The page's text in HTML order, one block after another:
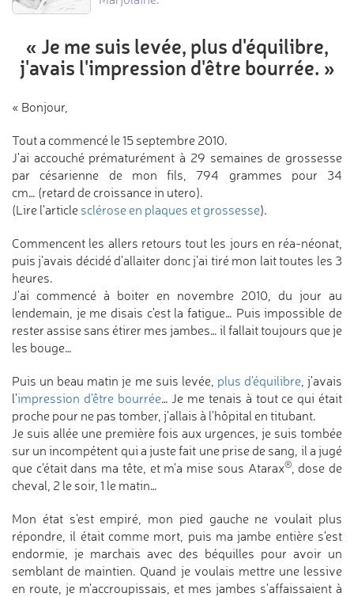
« Je me suis levée, plus d'équilibre,
j'avais l'impression d'être bourrée. »
« Bonjour,
Tout a commencé le 15 septembre 2010.
J'ai accouché prématurément à 29 semaines de grossesse
par césarienne de mon fils, 794 grammes pour 34
cm… (retard de croissance in utero).
(Lire l'article sclérose en plaques et grossesse).
Commencent les allers retours tout les jours en réa-néonat,
puis j'avais décidé d'allaiter donc j’ai tiré mon lait toutes les 3
heures.
J'ai commencé à boiter en novembre 2010, du jour au
lendemain, je me disais c'est la fatigue… Puis impossible de
rester assise sans étirer mes jambes… il fallait toujours que je
les bouge…
Puis un beau matin je me suis levée, plus d'équilibre, j'avais
l'impression d'être bourrée… Je me tenais à tout ce qui était
proche pour ne pas tomber, j'allais à l'hôpital en titubant.
Je suis allée une première fois aux urgences, je suis tombée
sur un incompétent qui a juste fait une prise de sang, il a jugé
que c'était dans ma tête, et m'a mise sous Atarax®, dose de
cheval, 2 le soir, 1 le matin…
Mon état s'est empiré, mon pied gauche ne voulait plus
répondre, il était comme mort, puis ma jambe entière s'est
endormie, je marchais avec des béquilles pour avoir un
semblant de maintien. Quand je voulais mettre une lessive
en route, je m'accroupissais, et mes jambes s'affaissaient à